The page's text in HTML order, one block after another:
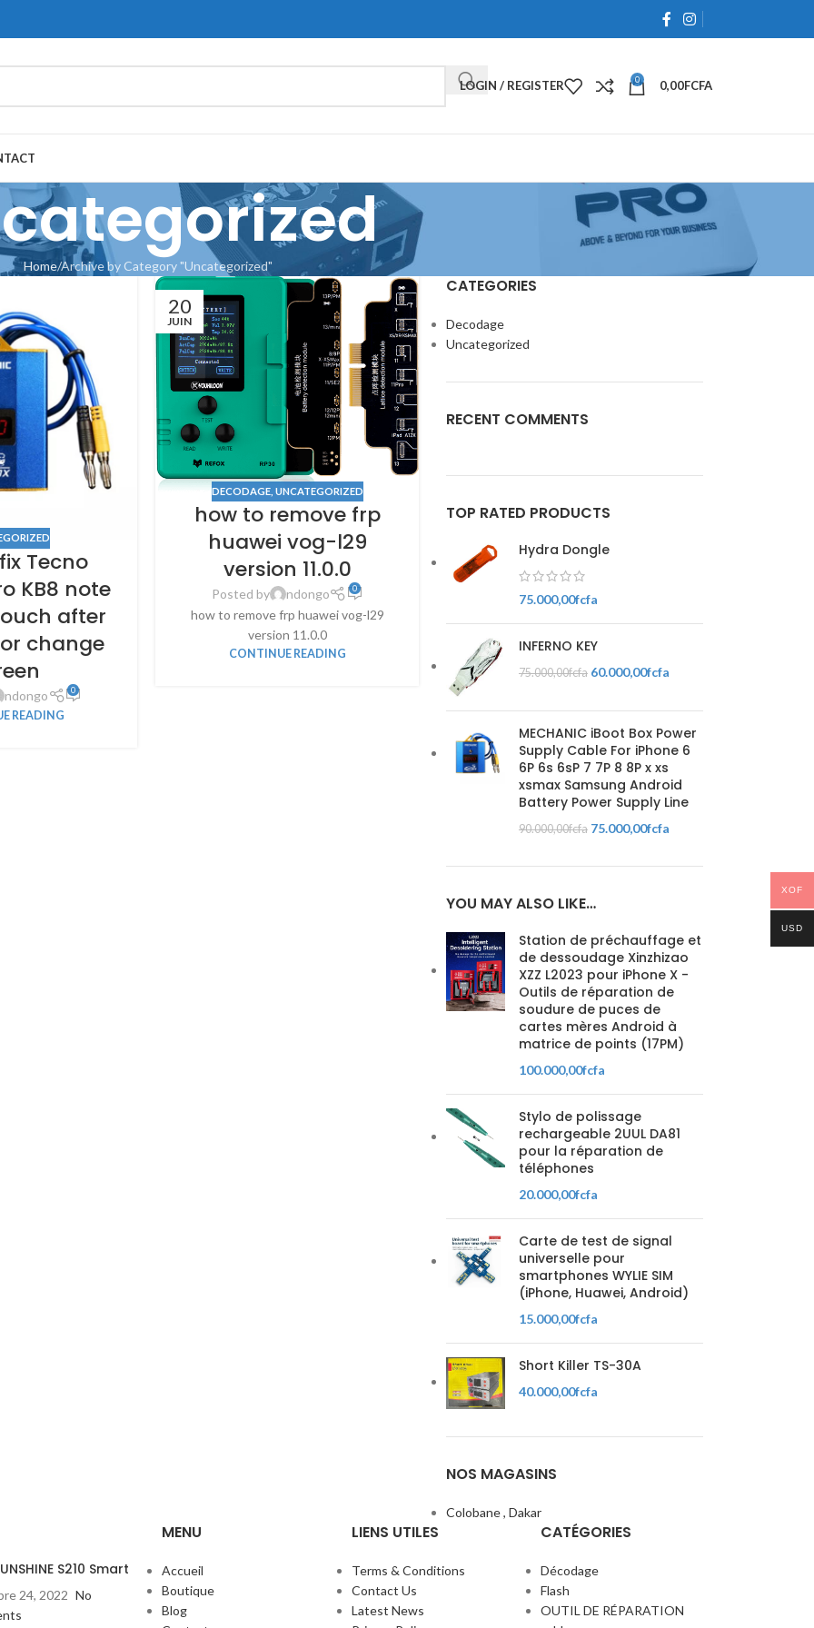
LOGIN / REGISTER 0 0,00FCFA
Home Archive by Category "Uncategorized"
Tecno
KB8 note
after
change
ndongo 0
READING
20
JUIN
DECODAGE, UNCATEGORIZED
how to remove frp
huawei vog-l29
version 11.0.0
Posted by ndongo 0
how to remove frp huawei vog-l29
version 11.0.0
CONTINUE READING
CATEGORIES
Decodage
Uncategorized
RECENT COMMENTS
TOP RATED PRODUCTS
Hydra Dongle
75.000,00fcfa
INFERNO KEY
75.000,00fcfa 60.000,00fcfa
MECHANIC iBoot Box Power
Supply Cable For iPhone 6
6P 6s 6sP 7 7P 8 8P x xs
xsmax Samsung Android
Battery Power Supply Line
90.000,00fcfa 75.000,00fcfa
YOU MAY ALSO LIKE…
Station de préchauffage et
de dessoudage Xinzhizao
XZZ L2023 pour iPhone X -
Outils de réparation de
soudure de puces de
cartes mères Android à
matrice de points (17PM)
100.000,00fcfa
Stylo de polissage
rechargeable 2UUL DA81
pour la réparation de
téléphones
20.000,00fcfa
Carte de test de signal
universelle pour
smartphones WYLIE SIM
(iPhone, Huawei, Android)
15.000,00fcfa
Short Killer TS-30A
40.000,00fcfa
NOS MAGASINS
Colobane , Dakar
S210 Smart
24, 2022 No
MENU
Accueil
Boutique
Blog
LIENS UTILES
Terms & Conditions
Contact Us
Latest News
CATÉGORIES
Décodage
Flash
OUTIL DE RÉPARATION
XOF
USD